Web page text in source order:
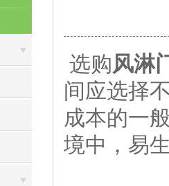
选购风淋
间应选择
成本的一
境中，易